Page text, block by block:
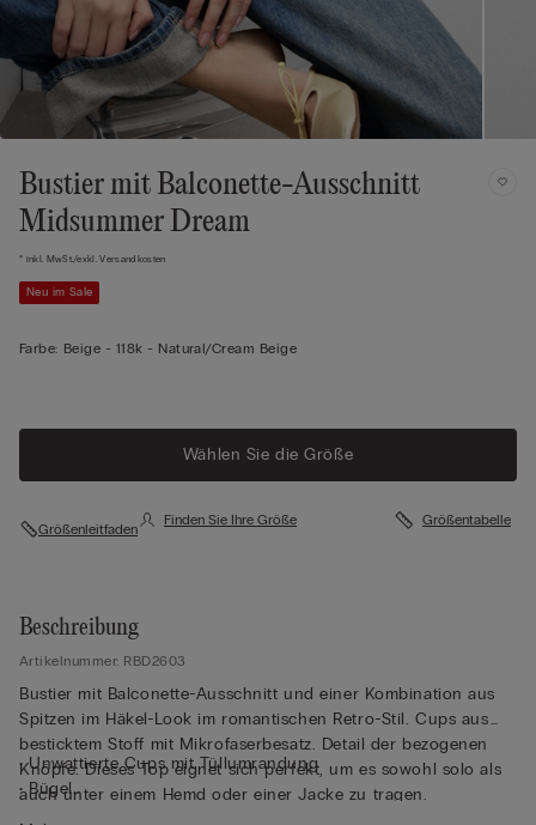
Bustier mit Balconette-Ausschnitt
Midsummer Dream
* inkl. MwSt./exkl. Versandkosten
Neu im Sale
Farbe: Beige - 118k - Natural/cream Beige
Wählen Sie die Größe
Größenleitfaden
Finden Sie Ihre Größe Größentabelle
Beschreibung
Artikelnummer: RBD2603
Bustier mit Balconette-Ausschnitt und einer Kombination aus
Spitzen im Häkel-Look im romantischen Retro-Stil. Cups aus
besticktem Stoff mit Mikrofaserbesatz. Detail der bezogenen
Knöpfe. Dieses Top eignet sich perfekt, um es sowohl solo als
auch unter einem Hemd oder einer Jacke zu tragen.
• Unwattierte Cups mit Tüllumrandung
• Bügel